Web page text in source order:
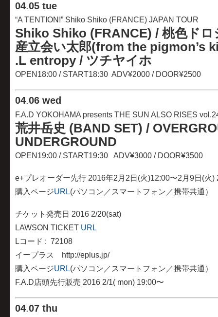
04.05 tue
“A TENTION!” Shiko Shiko (FRANCE) JAPAN TOUR
Shiko Shiko (FRANCE) / 桃色ド
産立会い太郎(from the pigmon’s
.L entropy / ツチヤイホ
OPEN18:00 / START18:30 ADV¥2000 / DOOR¥2500
04.06 wed
F.A.D YOKOHAMA presents THE SUN ALSO RISES
荒井岳史 (BAND SET) /
UNDERGROUND
OPEN19:00 / START19:30 ADV¥3000 / DOOR¥3500
e+プレオーダー先行 2016年2月2日(火)12:00〜2月9日(火)
購入ページURL(パソコン／スマートフォン／携帯共通）
チケット発売日 2016 2/20(sat)
LAWSON TICKET URL
Lコード : 72108
イープラス http://eplus.jp/
購入ページURL(パソコン／スマートフォン／携帯共通）
F.A.D店頭先行販売 2016 2/1( mon) 19:00〜
04.07 thu